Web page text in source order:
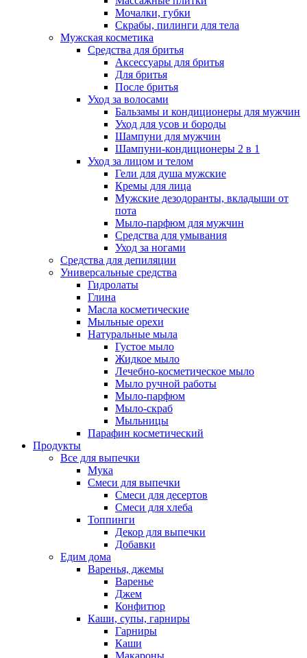
Мочалки, губки
Скрабы, пилинги для тела
Мужская косметика
Средства для бритья
Аксессуары для бритья
Для бритья
После бритья
Уход за волосами
Бальзамы и кондиционеры для мужчин
Уход для усов и бороды
Шампуни для мужчин
Шампуни-кондиционеры 2 в 1
Уход за лицом и телом
Гели для душа мужские
Кремы для лица
Мужские дезодоранты, вкладыши от
пота
Мыло-парфюм для мужчин
Средства для умывания
Уход за ногами
Средства для депиляции
Универсальные средства
Гидролаты
Глина
Масла косметические
Мыльные орехи
Натуральные мыла
Густое мыло
Жидкое мыло
Лечебно-косметическое мыло
Мыло ручной работы
Мыло-парфюм
Мыло-скраб
Мыльницы
Парафин косметический
Продукты
Все для выпечки
Мука
Смеси для выпечки
Смеси для десертов
Смеси для хлеба
Топпинги
Декор для выпечки
Добавки
Едим дома
Варенья, джемы
Варенье
Джем
Конфитюр
Каши, супы, гарниры
Гарниры
Каши
Макароны